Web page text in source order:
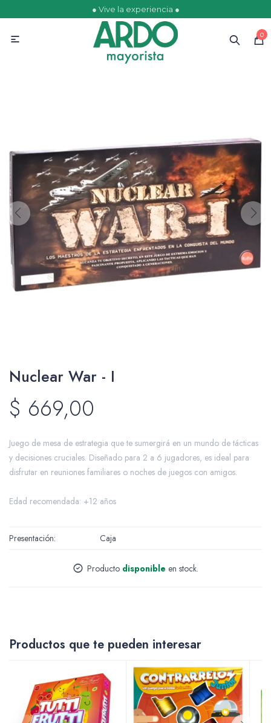
● Vive la experiencia ●
0

Nuclear War - I
$ 669,00
Juego de mesa de estrategia que te sumergirá en un mundo de tácticas
y decisiones cruciales. Diseñado para 2 a 6 jugadores, es ideal para
disfrutar en reuniones familiares o noches de juegos con amigos.
Edad recomendada: +12 años
Presentación Caja
Producto disponible en stock.
Productos que te pueden interesar
Ofertas Escolares
Papelería
Juguetería
Maquillaje
Cotillón y Sorpresitas
Perfumería
Accesorios
Pinturas